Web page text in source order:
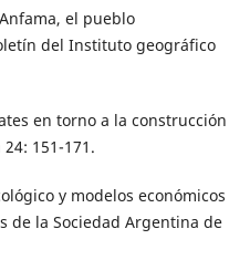
el pueblo
del Instituto geográfico
en torno a la construcción
151-171.
y modelos económicos
de la Sociedad Argentina de